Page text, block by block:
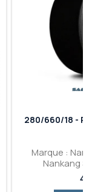
280/660/18 -
Marque :
Nankang
280/660/18